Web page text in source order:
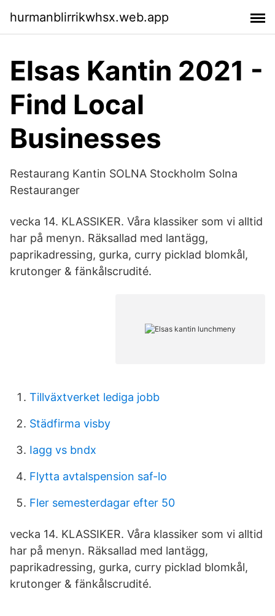
hurmanblirrikwhsx.web.app
Elsas Kantin 2021 -
Find Local
Businesses
Restaurang Kantin SOLNA Stockholm Solna
Restauranger
vecka 14. KLASSIKER. Våra klassiker som vi alltid
har på menyn. Räksallad med lantägg,
paprikadressing, gurka, curry picklad blomkål,
krutonger & fänkålscrudité.
Tillväxtverket lediga jobb
Städfirma visby
Iagg vs bndx
Flytta avtalspension saf-lo
Fler semesterdagar efter 50
vecka 14. KLASSIKER. Våra klassiker som vi alltid
har på menyn. Räksallad med lantägg,
paprikadressing, gurka, curry picklad blomkål,
krutonger & fänkålscrudité.